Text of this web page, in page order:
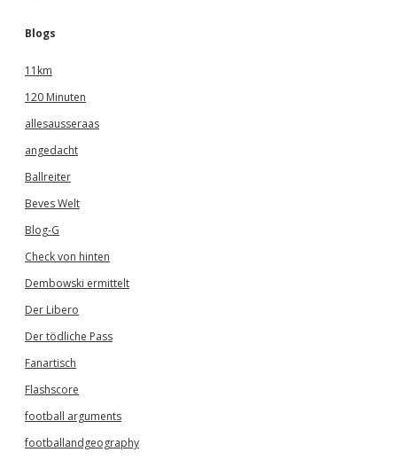
Blogs
11km
120 Minuten
allesausseraas
angedacht
Ballreiter
Beves Welt
Blog-G
Check von hinten
Dembowski ermittelt
Der Libero
Der tödliche Pass
Fanartisch
Flashscore
football arguments
footballandgeography